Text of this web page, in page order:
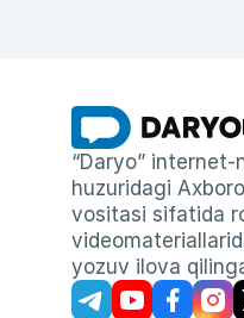
“Daryo”
huzuridagi
vositasi sifatida
yozuv ilova